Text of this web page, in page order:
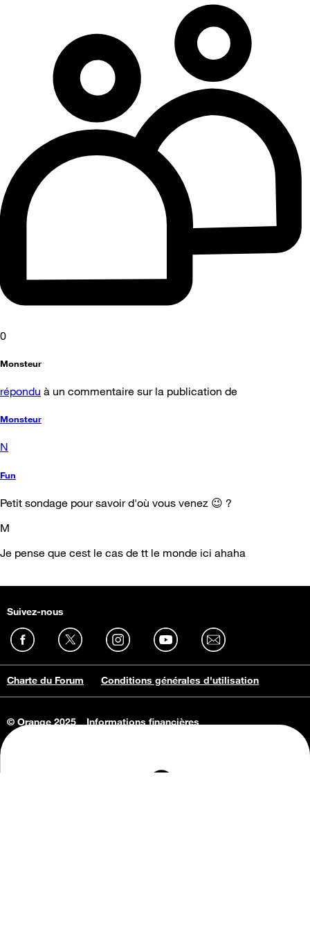
0
Monsteur
répondu à un commentaire sur la publication de
Monsteur
N
Fun
Petit sondage pour savoir d'où vous venez 😉 ?
M
Je pense que cest le cas de tt le monde ici ahaha
Suivez-nous
Charte du Forum Conditions générales d'utilisation
© Orange 2025
Informations financières